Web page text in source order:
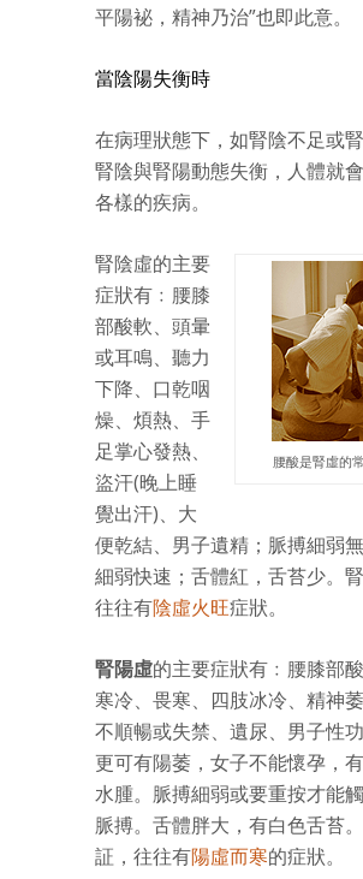
平陽袐，精神乃治”也即此意。
當陰陽失衡時
在病理狀態下，如腎陰不足或
腎陰與腎陽動態失衡，人體就
各樣的疾病。
腰酸是腎虛的
腎陰虛的主要
症狀有﹕腰膝
部酸軟、頭暈
或耳鳴、聽力
下降、口乾咽
燥、煩熱、手
足掌心發熱、
盜汗(晚上睡
覺出汗)、大
便乾結、男子遺精；脈搏細弱
細弱快速；舌體紅，舌苔少。
往往有陰虛火旺症狀。
腎陽虛的主要症狀有﹕腰膝部
寒冷、畏寒、四肢冰冷、精神
不順暢或失禁、遺尿、男子性
更可有陽萎，女子不能懷孕，
水腫。脈搏細弱或要重按才能
脈搏。舌體胖大，有白色舌苔
証，往往有陽虛而寒的症狀。